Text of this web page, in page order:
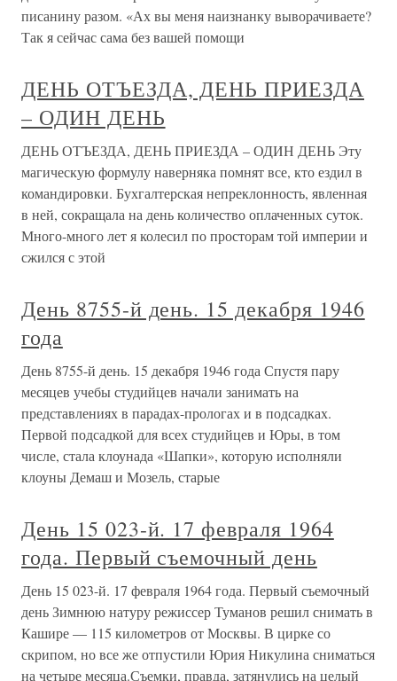
писанину разом. «Ах вы меня наизнанку выворачиваете?
Так я сейчас сама без вашей помощи
ДЕНЬ ОТЪЕЗДА, ДЕНЬ ПРИЕЗДА
– ОДИН ДЕНЬ
ДЕНЬ ОТЪЕЗДА, ДЕНЬ ПРИЕЗДА – ОДИН ДЕНЬ Эту
магическую формулу наверняка помнят все, кто ездил в
командировки. Бухгалтерская непреклонность, явленная
в ней, сокращала на день количество оплаченных суток.
Много-много лет я колесил по просторам той империи и
сжился с этой
День 8755-й день. 15 декабря 1946
года
День 8755-й день. 15 декабря 1946 года Спустя пару
месяцев учебы студийцев начали занимать на
представлениях в парадах-прологах и в подсадках.
Первой подсадкой для всех студийцев и Юры, в том
числе, стала клоунада «Шапки», которую исполняли
клоуны Демаш и Мозель, старые
День 15 023-й. 17 февраля 1964
года. Первый съемочный день
День 15 023-й. 17 февраля 1964 года. Первый съемочный
день Зимнюю натуру режиссер Туманов решил снимать в
Кашире — 115 километров от Москвы. В цирке со
скрипом, но все же отпустили Юрия Никулина сниматься
на четыре месяца.Съемки, правда, затянулись на целый